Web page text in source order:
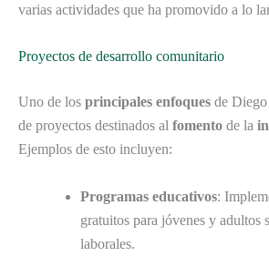
varias actividades que ha promovido a lo
Proyectos de desarrollo comunitario
Uno de los principales enfoques de
de proyectos destinados al fomento de la
Ejemplos de esto incluyen:
Programas educativos:
gratuitos para jóvenes y adultos
laborales.